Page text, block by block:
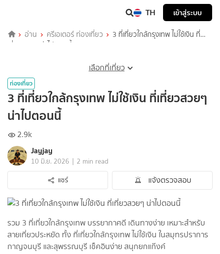
TH เข้าสู่ระบบ
อ่าน ครีเอเตอร์ ท่องเที่ยว
3 ที่เที่ยวใกล้กรุงเทพ ไม่ใช้เงิน ที่
เที่ยวสวยๆ น่าไปตอนนี้
เลือกที่เที่ยว
ท่องเที่ยว
3 ที่เที่ยวใกล้กรุงเทพ ไม่ใช้เงิน ที่เที่ยวสวยๆ
น่าไปตอนนี้
2.9k
Jayjay
10 มิ.ย. 2026 | 2 min read
แชร์
แจ้งตรวจสอบ
รวม 3 ที่เที่ยวใกล้กรุงเทพ บรรยากาศดี เดินทางง่าย เหมาะสำหรับ
สายเที่ยวประหยัด ทั้ง ที่เที่ยวใกล้กรุงเทพ ไม่ใช้เงิน ในสมุทรปราการ
กาญจนบุรี และสุพรรณบุรี เช็คอินง่าย สนุกยกแก๊งค์